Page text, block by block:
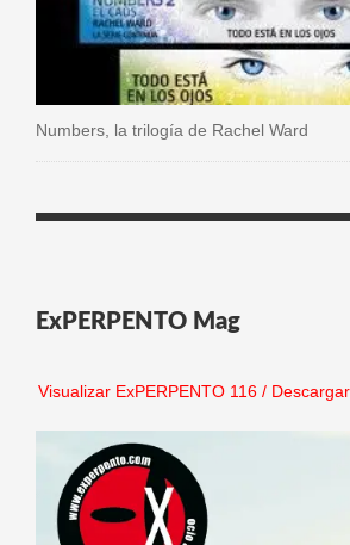
Numbers, la trilogía de Rachel Ward
ExPERPENTO Mag
Visualizar ExPERPENTO 116/